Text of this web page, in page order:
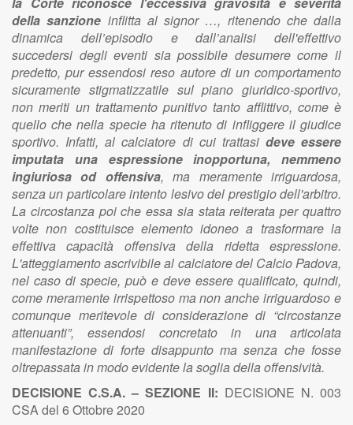
della sanzione inflitta al signor …, ritenendo che dalla
dinamica dell’episodio e dall’analisi dell'effettivo
succedersi degli eventi sia possibile desumere come il
predetto, pur essendosi reso autore di un comportamento
sicuramente stigmatizzatile sul piano giuridico-sportivo,
non meriti un trattamento punitivo tanto afflittivo, come è
quello che nella specie ha ritenuto di infliggere il giudice
sportivo. Infatti, al calciatore di cui trattasi deve essere
imputata una espressione inopportuna, nemmeno
ingiuriosa od offensiva, ma meramente irriguardosa,
senza un particolare intento lesivo del prestigio dell'arbitro.
La circostanza poi che essa sia stata reiterata per quattro
volte non costituisce elemento idoneo a trasformare la
effettiva capacità offensiva della ridetta espressione.
L'atteggiamento ascrivibile al calciatore del Calcio Padova,
nel caso di specie, può e deve essere qualificato, quindi,
come meramente irrispettoso ma non anche irriguardoso e
comunque meritevole di considerazione di “circostanze
attenuanti”, essendosi concretato in una articolata
manifestazione di forte disappunto ma senza che fosse
oltrepassata in modo evidente la soglia della offensività.
DECISIONE C.S.A. – SEZIONE II: DECISIONE N. 003
CSA del 6 Ottobre 2020